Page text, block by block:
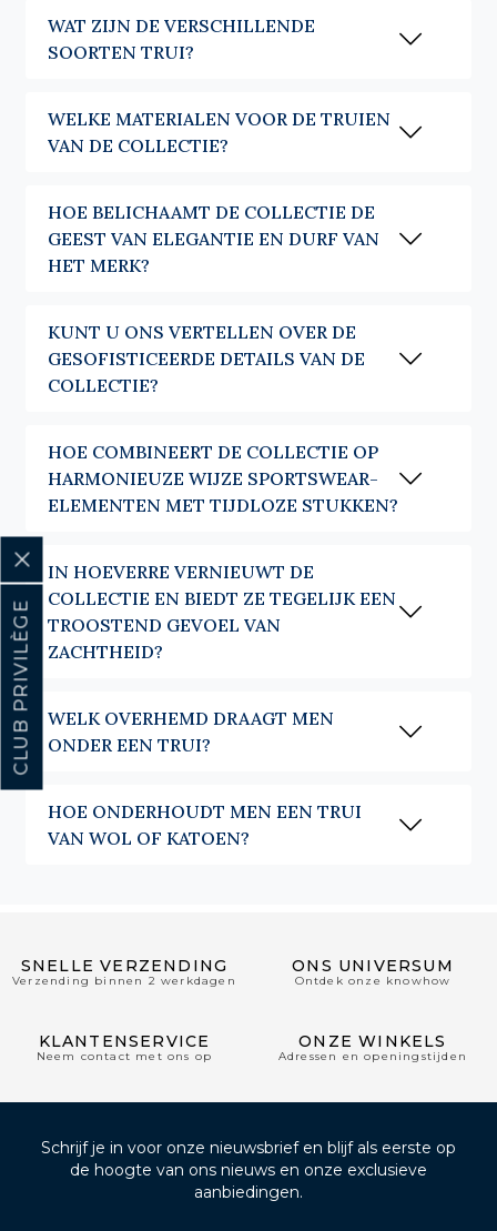
De ronde hals is de meest veelzijdige. Hij wordt gedragen over een
stellen, voor kantoor zowel als voor het weekend.
De V-hals is bedoeld om te worden gelaagd. Gedragen over een klassiek
zonder het te verzwaren.
beschermt, en geeft karakter aan een eenvoudige outfit. Alleen
Voor wie een opening verkiest, bieden onzetruien met rits heren
en half zip, een praktisch alternatief, gemakkelijk aan te passen aan de
temperatuur.
Oxford, verlengt hij de elegantie ervan en brengt hij tegelijk de nodige
warmte wanneer de temperaturen dalen. Met een jeans of een flanellen
broek begeleidt hij zowel de werkdagen als de meer ontspannen
Elke winter komen onze collecties in een kleurenpalet dat bedoeld is om
zich natuurlijk in de mannelijke garderobe te integreren. Marineblauw,
chocoladebruin, lichtgrijs of antraciet zijn evenzoveel gemakkelijk te
combineren tinten, die de seizoenen doorstaan zonder hun juistheid te
verliezen. Kleuren gekozen om de overhemden van Café Coton te
begeleiden, eerder dan om trends te volgen.
WAT ZIJN DE VERSCHILLENDE
SOORTEN TRUI?
WELKE MATERIALEN VOOR DE TRUIEN
VAN DE COLLECTIE?
HOE BELICHAAMT DE COLLECTIE DE
GEEST VAN ELEGANTIE EN DURF VAN
HET MERK?
KUNT U ONS VERTELLEN OVER DE
GESOFISTICEERDE DETAILS VAN DE
COLLECTIE?
HOE COMBINEERT DE COLLECTIE OP
HARMONIEUZE WIJZE SPORTSWEAR-
ELEMENTEN MET TIJDLOZE STUKKEN?
IN HOEVERRE VERNIEUWT DE
COLLECTIE EN BIEDT ZE TEGELIJK EEN
TROOSTEND GEVOEL VAN
ZACHTHEID?
WELK OVERHEMD DRAAGT MEN
ONDER EEN TRUI?
HOE ONDERHOUDT MEN EEN TRUI
VAN WOL OF KATOEN?
SNELLE VERZENDING
Verzending binnen 2 werkdagen
ONS UNIVERSUM
Ontdek onze knowhow
KLANTENSERVICE
Neem contact met ons op
ONZE WINKELS
Adressen en openingstijden
Schrijf je in voor onze nieuwsbrief en blijf als eerste op
de hoogte van ons nieuws en onze exclusieve
aanbiedingen.
CLUB PRIVILÈGE